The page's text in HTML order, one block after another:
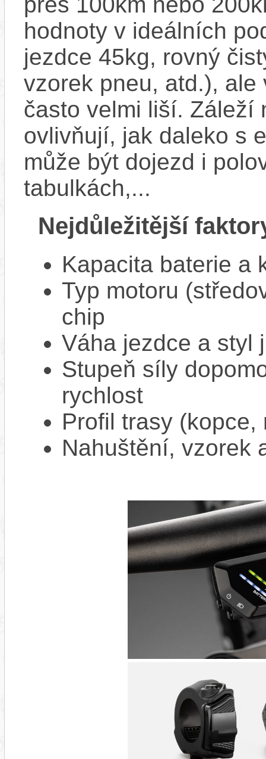
hodnoty v ideálních
jezdce 45kg, rovný
vzorek pneu, atd.),
často velmi liší. Záleží
ovlivňují, jak daleko s
může být dojezd i
tabulkách,...
Nejdůležitější
Kapacita baterie a
Typ motoru
chip
Váha jezdce a styl
Stupeň síly
rychlost
Profil trasy
Nahuštění, vzorek